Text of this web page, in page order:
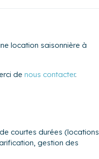
location saisonnière à
de nous contacter.
courtes durées (locations
gestion des